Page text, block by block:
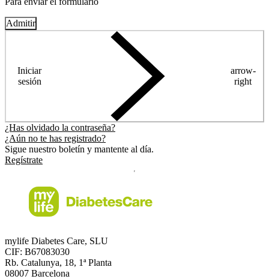
Admitir
Iniciar
sesión
arrow-
right
¿Has olvidado la contraseña?
¿Aún no te has registrado?
Sigue nuestro boletín y mantente al día.
Regístrate
mylife Diabetes Care, SLU
CIF: B67083030
Rb. Catalunya, 18, 1ª Planta
08007 Barcelona